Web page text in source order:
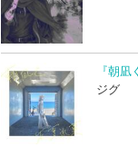
『朝凪
ジグ